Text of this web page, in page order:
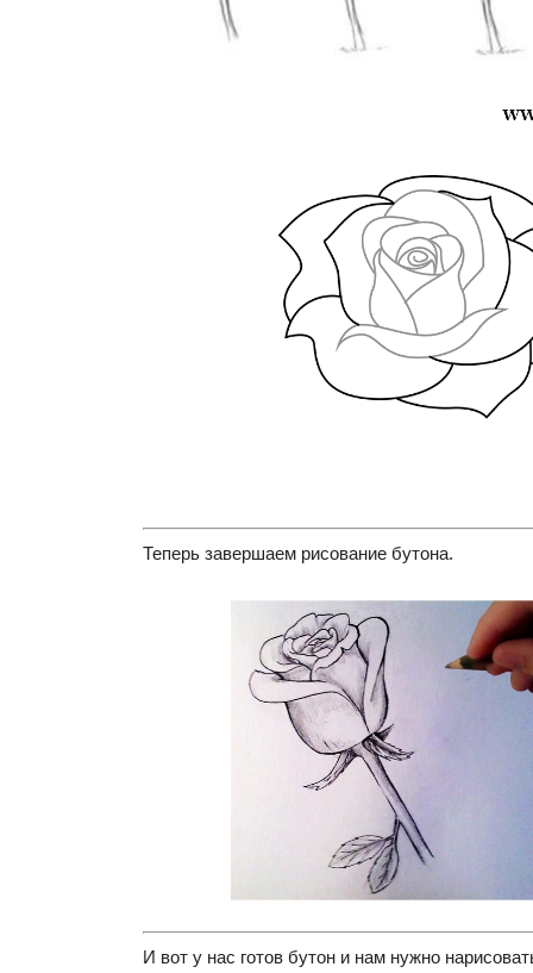
Теперь завершаем рисование бутона.
И вот у нас готов бутон и нам нужно